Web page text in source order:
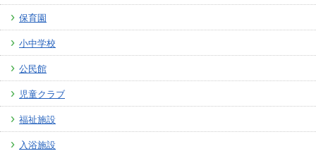
保育園
小中学校
公民館
児童クラブ
福祉施設
入浴施設